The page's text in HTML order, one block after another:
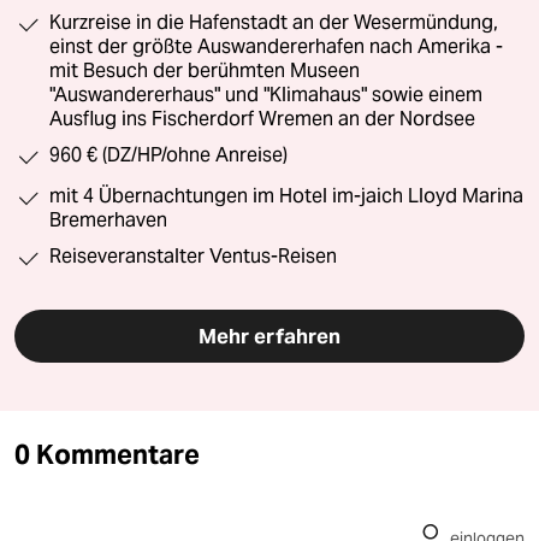
Kurzreise in die Hafenstadt an der Wesermündung,
einst der größte Auswandererhafen nach Amerika -
mit Besuch der berühmten Museen
"Auswandererhaus" und "Klimahaus" sowie einem
Ausflug ins Fischerdorf Wremen an der Nordsee
960 € (DZ/HP/ohne Anreise)
mit 4 Übernachtungen im Hotel im-jaich Lloyd Marina
Bremerhaven
Reiseveranstalter Ventus-Reisen
Mehr erfahren
0 Kommentare